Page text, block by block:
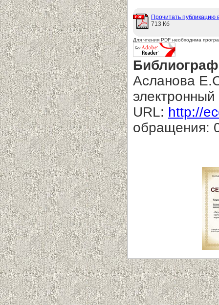
Прочитать публикацию
713 Кб
Для чтения PDF необходима
Асланова
URL: http://
обращения: